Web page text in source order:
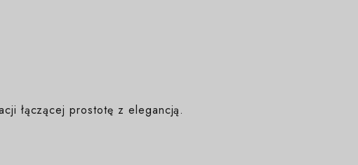
łączącej prostotę z elegancją.